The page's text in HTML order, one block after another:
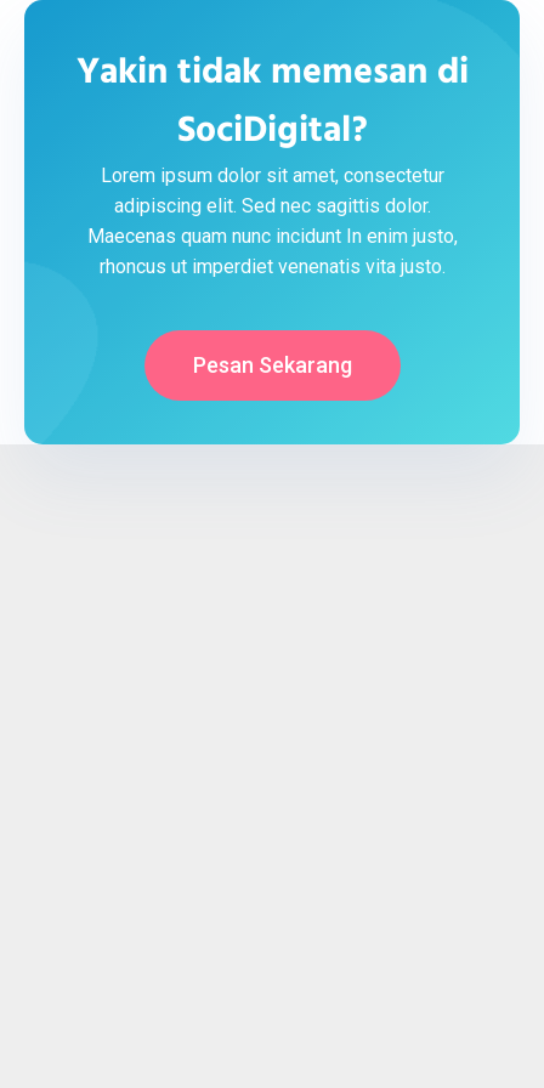
Yakin tidak memesan di
SociDigital?
Lorem ipsum dolor sit amet, consectetur
adipiscing elit. Sed nec sagittis dolor.
Maecenas quam nunc incidunt In enim justo,
rhoncus ut imperdiet venenatis vita justo.
Pesan Sekarang